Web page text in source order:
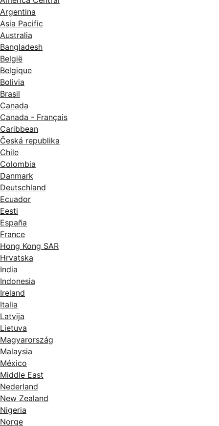
Argentina
Asia Pacific
Australia
Bangladesh
België
Belgique
Bolivia
Brasil
Canada
Canada - Français
Caribbean
Česká republika
Chile
Colombia
Danmark
Deutschland
Ecuador
Eesti
España
France
Hong Kong SAR
Hrvatska
India
Indonesia
Ireland
Italia
Latvija
Lietuva
Magyarország
Malaysia
México
Middle East
Nederland
New Zealand
Nigeria
Norge